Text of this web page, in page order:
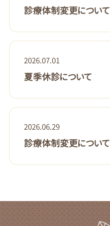
診療体制変更について
2026.07.01
夏季休診について
2026.06.29
診療体制変更について